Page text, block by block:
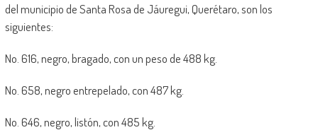
del municipio de Santa Rosa de Jáuregui, Querétaro, son los
siguientes:
No. 616, negro, bragado, con un peso de 488 kg.
No. 658, negro entrepelado, con 487 kg.
No. 646, negro, listón, con 485 kg.